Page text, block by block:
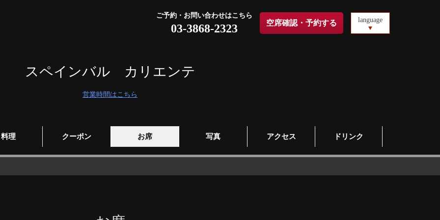
ご予約・お問い合わせはこちら
03-3868-2323 空席確認・予約する language
スペインバル カリエンテ
営業時間はこちら
料理 クーポン お席 写真 アクセス ドリンク